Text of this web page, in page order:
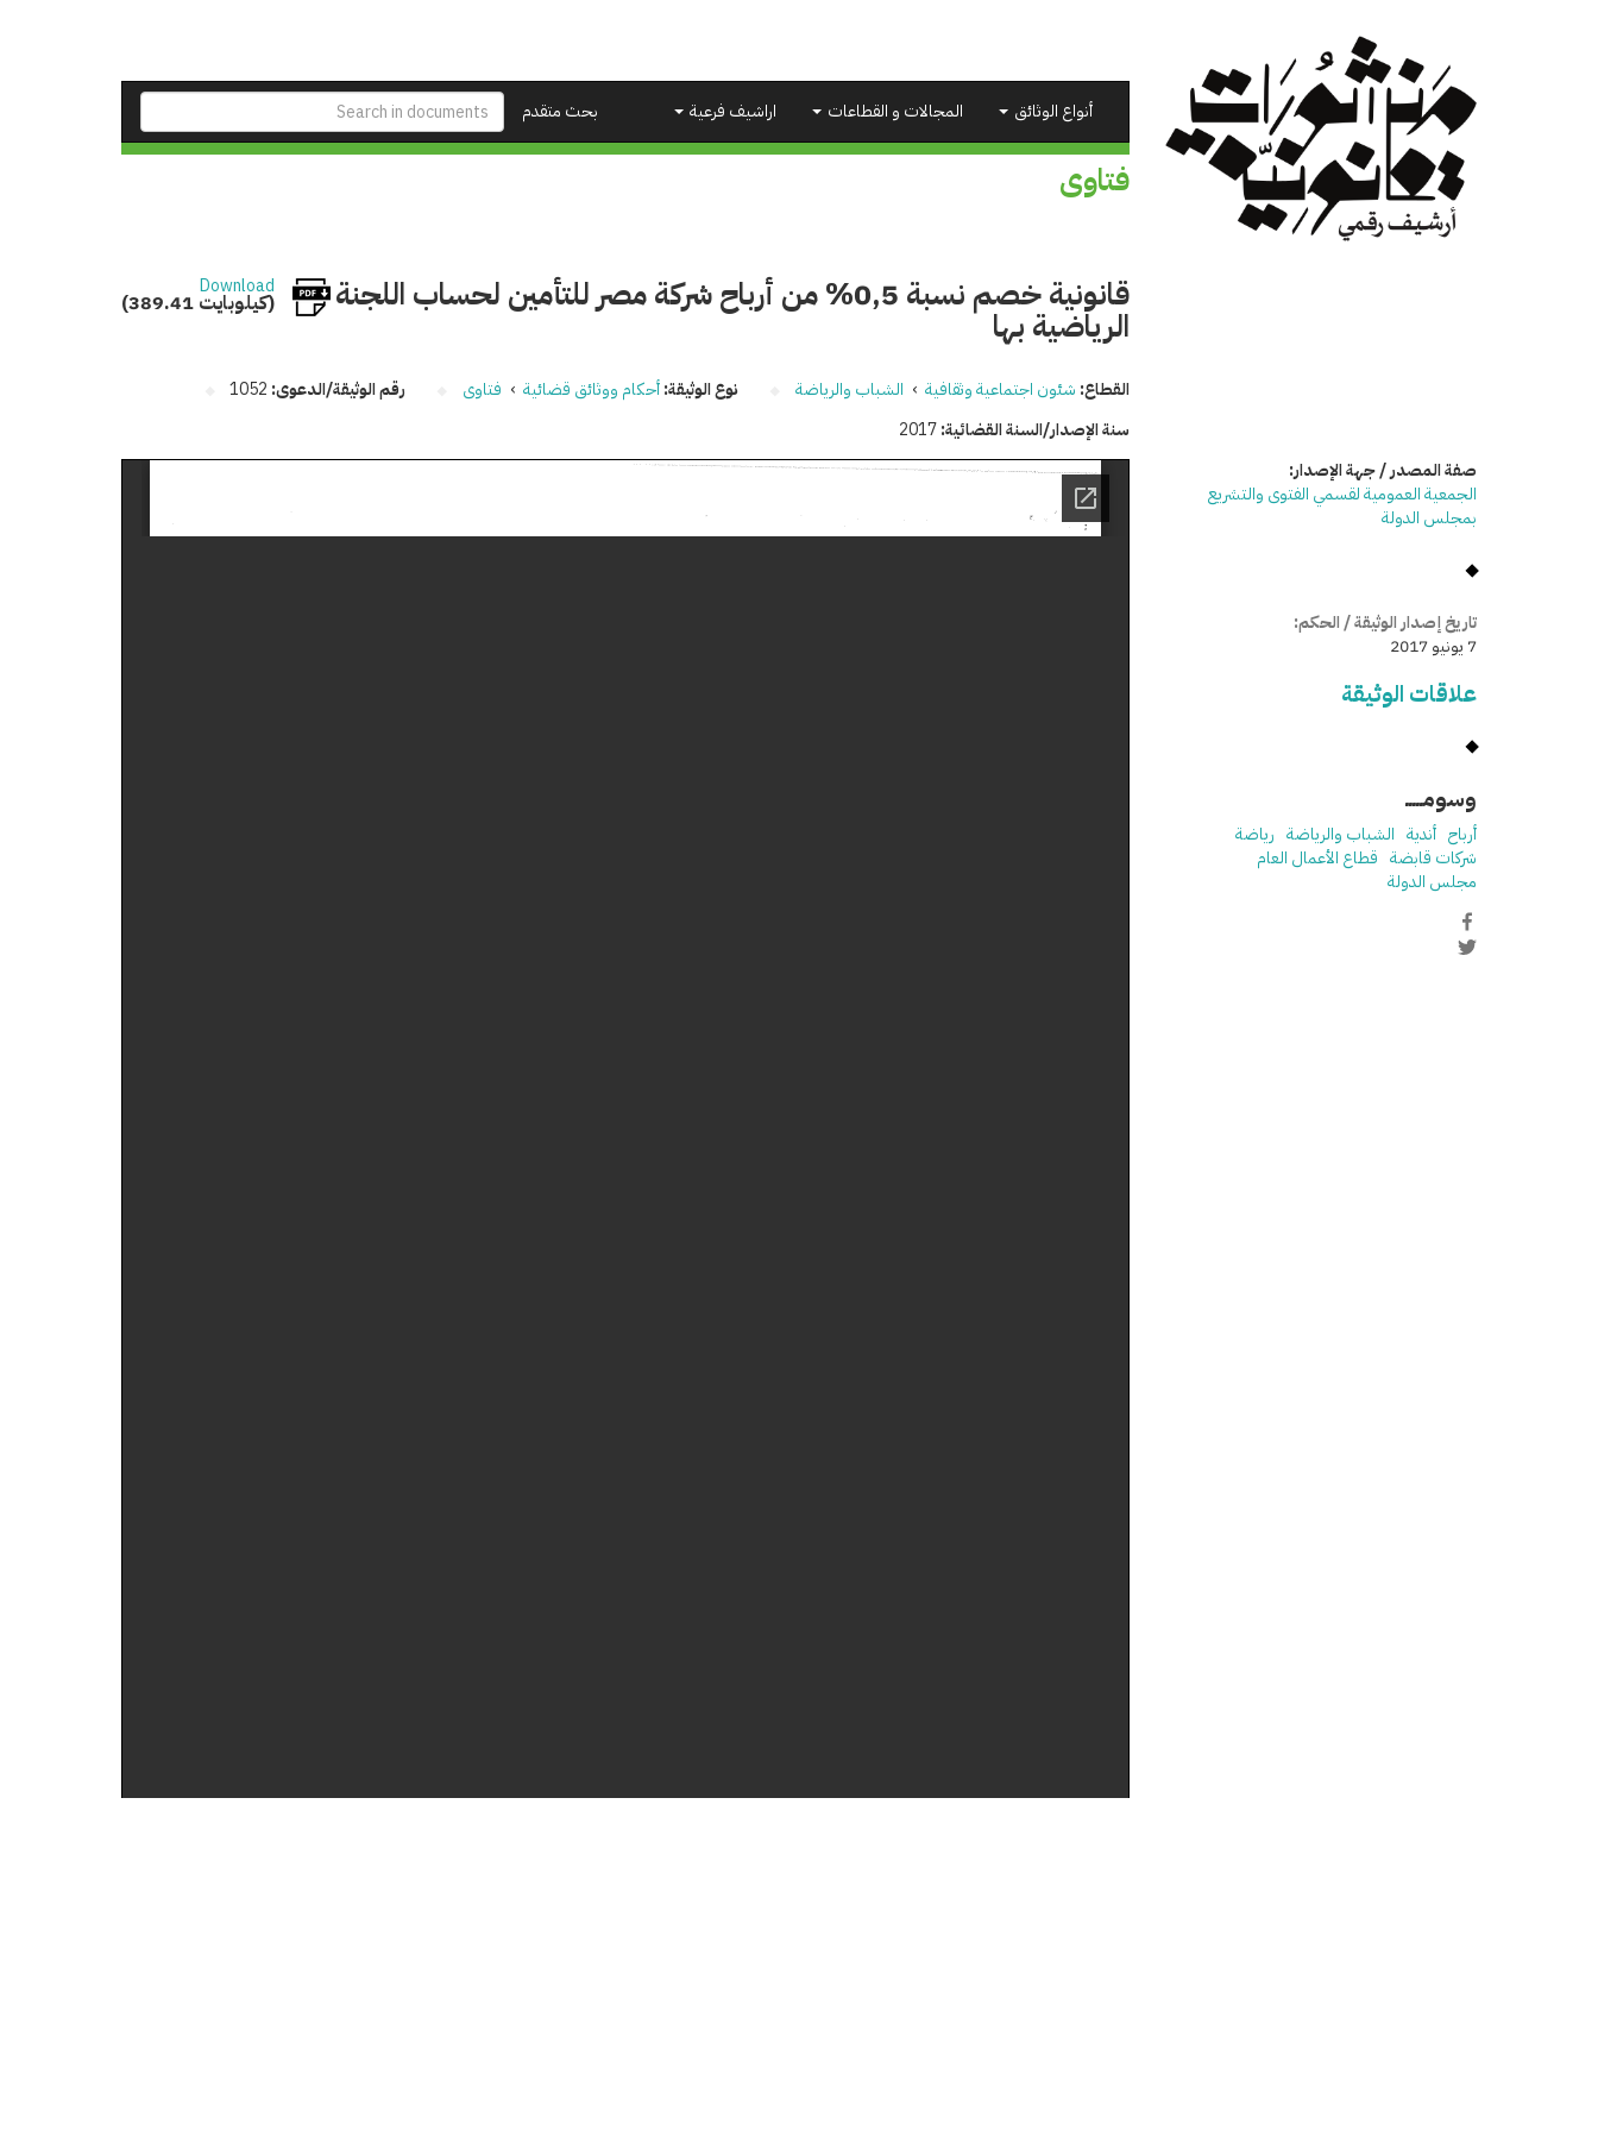
بحث متقدم
أنواع الوثائق المجالات و القطاعات اراشيف فرعية
فتاوى
قانونية خصم نسبة 0,5% من أرباح شركة مصر للتأمين لحساب اللجنة
الرياضية بها
Download
(389.41 كيلوبايت)
القطاع: شئون اجتماعية وثقافية › الشباب والرياضة نوع الوثيقة:أحكام ووثائق قضائية › فتاوى رقم الوثيقة/الدعوى: 1052
سنة الإصدار/السنة القضائية:2017
صفة المصدر / جهة الإصدار:
الجمعية العمومية لقسمي الفتوى والتشريع
بمجلس الدولة
تاريخ إصدار الوثيقة / الحكم:
7 يونيو 2017
علاقات الوثيقة
وسومـــــ
أرباح أندية الشباب والرياضة رياضة
شركات قابضة قطاع الأعمال العام
مجلس الدولة